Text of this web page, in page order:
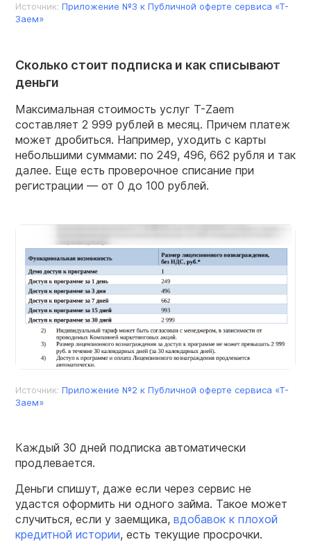
Источник: Приложение №3 к Публичной оферте сервиса «Т-
Заем»
Сколько стоит подписка и как списывают
деньги
Максимальная стоимость услуг T-Zaem
составляет 2 999 рублей в месяц. Причем платеж
может дробиться. Например, уходить с карты
небольшими суммами: по 249, 496, 662 рубля и так
далее. Еще есть проверочное списание при
регистрации — от 0 до 100 рублей.
Источник: Приложение №2 к Публичной оферте сервиса «Т-
Заем»
Каждый 30 дней подписка автоматически
продлевается.
Деньги спишут, даже если через сервис не
удастся оформить ни одного займа. Такое может
случиться, если у заемщика, вдобавок к плохой
кредитной истории, есть текущие просрочки.